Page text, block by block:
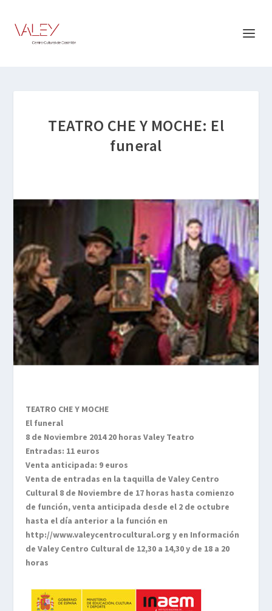
TEATRO CHE Y MOCHE: El
funeral
TEATRO CHE Y MOCHE
El funeral
8 de Noviembre 2014 20 horas Valey Teatro
Entradas: 11 euros
Venta anticipada: 9 euros
Venta de entradas en la taquilla de Valey Centro
Cultural 8 de Noviembre de 17 horas hasta comienzo
de función, venta anticipada desde el 2 de octubre
hasta el día anterior a la función en
http://www.valeycentrocultural.org y en Información
de Valey Centro Cultural de 12,30 a 14,30 y de 18 a 20
horas